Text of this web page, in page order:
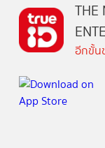
THE
อีกขั้น